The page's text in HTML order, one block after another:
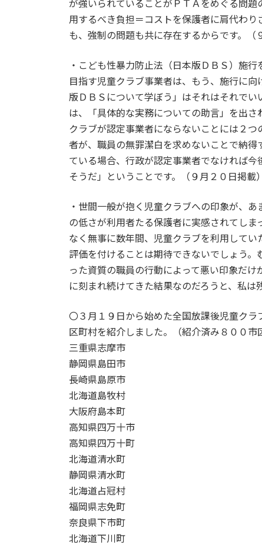
が強いられていることがＰＴＡをめぐる問
用するべき負担＝コストを保護者に肩代わ
も、強制の問題も共に存在するからです。（
・こども性暴力防止法（日本版ＤＢＳ）施
目指す児童クラブ事業者は、もう、施行に
版ＤＢＳについて学ぼう」はそれはそれで
は、「具体的な実務についての助言」を出
クラブが認定事業者にならないことには２
者が、職員の無罪潔白を求めないことで納
ている場合、行政が認定事業者でなければ
そうだ」ということです。（９月２０日掲載）
・世間一般が抱く児童クラブへの印象が、
の低さが利用者たる保護者に実感されてし
なく無事に数年間、児童クラブを利用して
評価を付けることは期待できないでしょう
った資質の職員の行動によって悪い印象だ
に刻まれ続けてきた結果なのだろうと、私は
〇３月１９日から始めた全国放課後児童ク
区町村を紹介しました。（紹介済み８００市
三重県志摩市
静岡県島田市
長崎県島原市
北海道島牧村
大阪府島本町
高知県四万十市
高知県四万十町
北海道清水町
静岡県清水町
北海道占冠村
福岡県志免町
奈良県下市町
北海道下川町